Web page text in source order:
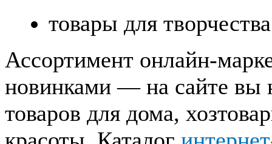
товары для
Ассортимент онлайн-
новинками — на сайте вы
товаров для дома,